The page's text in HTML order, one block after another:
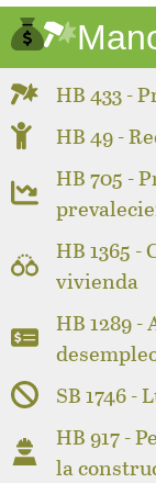
HB 433 -
HB 49 -
HB 705 -
HB 1365
vivienda
HB 1289 -
SB 1746 -
HB 917 -
la